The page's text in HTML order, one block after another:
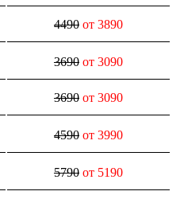
4490от 3890
3690от 3090
3690от 3090
4590от 3990
5790от 5190